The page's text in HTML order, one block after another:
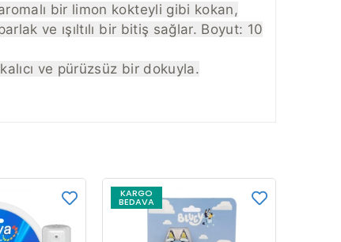
bir limon kokteyli gibi kokan,
ve ışıltılı bir bitiş sağlar. Boyut: 10
ve pürüzsüz bir dokuyla.
KARGO
BEDAVA